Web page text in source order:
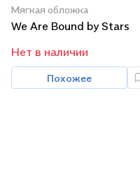
Мягкая обложка
We Are Bound by Stars
Нет в наличии
Похожее